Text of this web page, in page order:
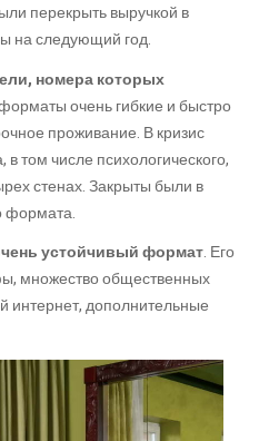
перекрыть выручкой в
на следующий год.
номера которых
очень гибкие и быстро
проживание. В кризис
том числе психологического,
стенах. Закрыты были в
формата.
устойчивый формат. Его
множество общественных
интернет, дополнительные